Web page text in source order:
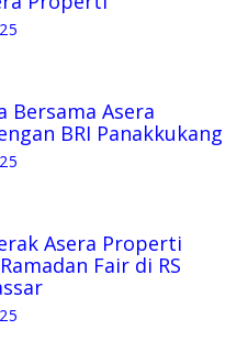
Bersama Asera
BRI Panakkukang
Asera Properti
Fair di RS